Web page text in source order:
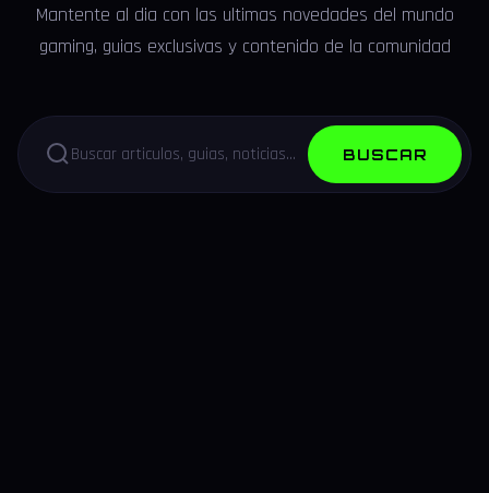
Mantente al dia con las ultimas novedades del mundo
gaming, guias exclusivas y contenido de la comunidad
BUSCAR